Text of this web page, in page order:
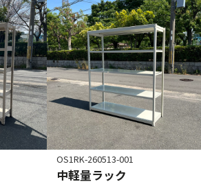
OS1RK-260513-001
中軽量ラック